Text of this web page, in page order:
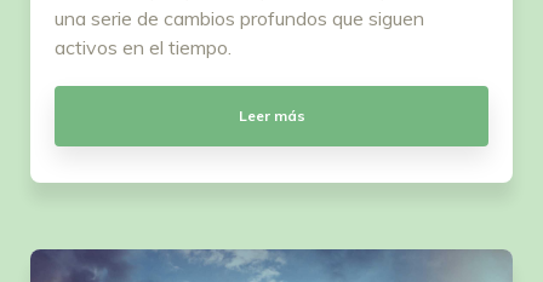
una serie de cambios profundos que siguen
activos en el tiempo.
Leer más